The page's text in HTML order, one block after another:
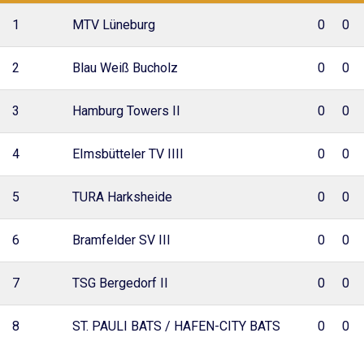
1 MTV Lüneburg 0 0
2 Blau Weiß Bucholz 0 0
3 Hamburg Towers II 0 0
4 EImsbütteler TV IIII 0 0
5 TURA Harksheide 0 0
6 Bramfelder SV III 0 0
7 TSG Bergedorf II 0 0
8 ST. PAULI BATS / HAFEN-CITY BATS 0 0